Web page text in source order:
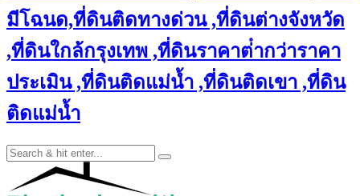
มีโฉนด,ที่ดินติดทางด่วน ,ที่ดินต่างจังหวัด
,ที่ดินใกล้กรุงเทพ ,ที่ดินราคาต่ํากว่าราคา
ประเมิน ,ที่ดินติดแม่น้ำ ,ที่ดินติดเขา ,ที่ดิน
ติดแม่น้ำ